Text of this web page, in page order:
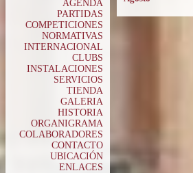
AGENDA
PARTIDAS
COMPETICIONES
NORMATIVAS
INTERNACIONAL
CLUBS
INSTALACIONES
SERVICIOS
TIENDA
GALERIA
HISTORIA
ORGANIGRAMA
COLABORADORES
CONTACTO
UBICACIÓN
ENLACES